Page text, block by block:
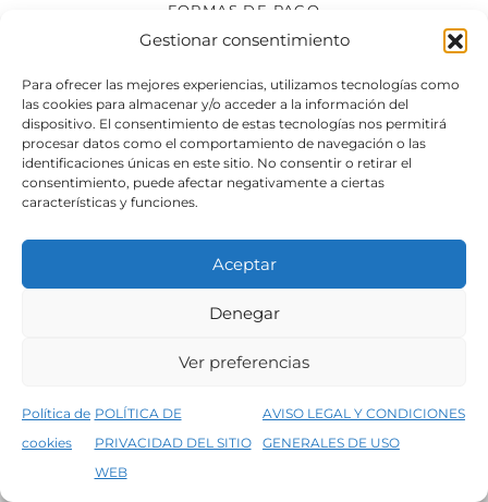
Gestionar consentimiento
Para ofrecer las mejores experiencias, utilizamos tecnologías como
las cookies para almacenar y/o acceder a la información del
dispositivo. El consentimiento de estas tecnologías nos permitirá
procesar datos como el comportamiento de navegación o las
identificaciones únicas en este sitio. No consentir o retirar el
consentimiento, puede afectar negativamente a ciertas
características y funciones.
Aceptar
Denegar
Ver preferencias
Política de
cookies
POLÍTICA DE
PRIVACIDAD DEL SITIO
WEB
AVISO LEGAL Y CONDICIONES
GENERALES DE USO
5% de descuento en tu primera compra, utiliza el código PRIMERACOMPRA
FORMAS DE PAGO
SÍGUENOS
Condiciones generales de venta
Política de privacidad del sitio web
©2026 Decopintur- todos los derechos